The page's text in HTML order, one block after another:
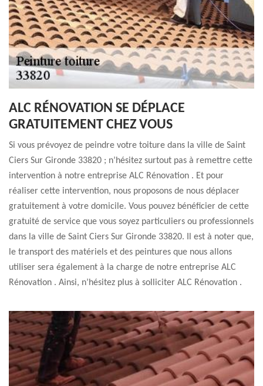
ALC RÉNOVATION SE DÉPLACE
GRATUITEMENT CHEZ VOUS
Si vous prévoyez de peindre votre toiture dans la ville de Saint
Ciers Sur Gironde 33820 ; n’hésitez surtout pas à remettre cette
intervention à notre entreprise ALC Rénovation . Et pour
réaliser cette intervention, nous proposons de nous déplacer
gratuitement à votre domicile. Vous pouvez bénéficier de cette
gratuité de service que vous soyez particuliers ou professionnels
dans la ville de Saint Ciers Sur Gironde 33820. Il est à noter que,
le transport des matériels et des peintures que nous allons
utiliser sera également à la charge de notre entreprise ALC
Rénovation . Ainsi, n’hésitez plus à solliciter ALC Rénovation .